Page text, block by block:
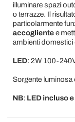
illuminare spazi
o terrazze. Il
particolarmente
accoglientee
ambienti domestici
LED: 2W 100-
Sorgente luminosa
NB: LED incluso